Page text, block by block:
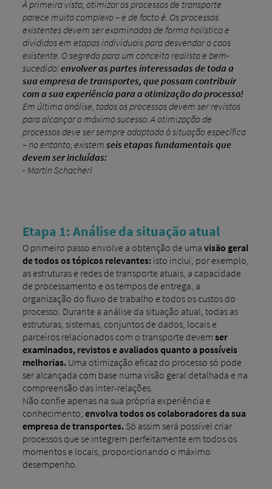
À primeira vista, otimizar os processos de transporte
parece muito complexo – e de facto é. Os processos
existentes devem ser examinados de forma holística e
divididos em etapas individuais para desvendar o caos
existente. O segredo para um conceito realista e bem-
sucedido:envolver as partes interessadas de toda a
sua empresa de transportes, que possam contribuir
com a sua experiência para a otimização do processo!
Em última análise, todos os processos devem ser revistos
para alcançar o máximo sucesso. A otimização de
processos deve ser sempre adaptada à situação específica
– no entanto, existem seis etapas fundamentais que
devem ser incluídas:
- Martin Schacherl
Etapa 1: Análise da situação atual
O primeiro passo envolve a obtenção de uma visão geral
de todos os tópicos relevantes:isto inclui, por exemplo,
as estruturas e redes de transporte atuais, a capacidade
de processamento e os tempos de entrega, a
organização do fluxo de trabalho e todos os custos do
processo. Durante a análise da situação atual, todas as
estruturas, sistemas, conjuntos de dados, locais e
parceiros relacionados com o transporte devem ser
examinados, revistos e avaliados quanto a possíveis
melhorias.Uma otimização eficaz do processo só pode
ser alcançada com base numa visão geral detalhada e na
compreensão das inter-relações.
Não confie apenas na sua própria experiência e
conhecimento; envolva todos os colaboradores da sua
empresa de transportes.Só assim será possível criar
processos que se integrem perfeitamente em todos os
momentos e locais, proporcionando o máximo
desempenho.